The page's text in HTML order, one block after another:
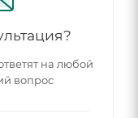
на любой
вопрос